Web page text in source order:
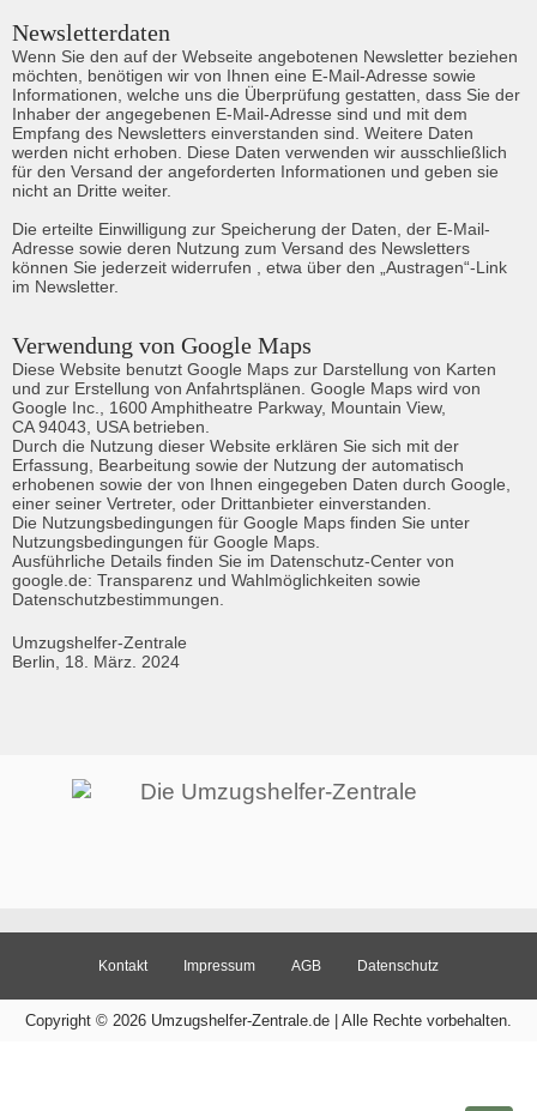
Newsletterdaten
Wenn Sie den auf der Webseite angebotenen Newsletter beziehen
möchten, benötigen wir von Ihnen eine E-Mail-Adresse sowie
Informationen, welche uns die Überprüfung gestatten, dass Sie der
Inhaber der angegebenen E-Mail-Adresse sind und mit dem
Empfang des Newsletters einverstanden sind. Weitere Daten
werden nicht erhoben. Diese Daten verwenden wir ausschließlich
für den Versand der angeforderten Informationen und geben sie
nicht an Dritte weiter.
Die erteilte Einwilligung zur Speicherung der Daten, der E-Mail-
Adresse sowie deren Nutzung zum Versand des Newsletters
können Sie jederzeit widerrufen , etwa über den „Austragen“-Link
im Newsletter.
Verwendung von Google Maps
Diese Website benutzt Google Maps zur Darstellung von Karten
und zur Erstellung von Anfahrtsplänen. Google Maps wird von
Google Inc., 1600 Amphitheatre Parkway, Mountain View,
CA 94043, USA betrieben.
Durch die Nutzung dieser Website erklären Sie sich mit der
Erfassung, Bearbeitung sowie der Nutzung der automatisch
erhobenen sowie der von Ihnen eingegeben Daten durch Google,
einer seiner Vertreter, oder Drittanbieter einverstanden.
Die Nutzungsbedingungen für Google Maps finden Sie unter
Nutzungsbedingungen für Google Maps.
Ausführliche Details finden Sie im Datenschutz-Center von
google.de: Transparenz und Wahlmöglichkeiten sowie
Datenschutzbestimmungen.
Umzugshelfer-Zentrale
Berlin, 18. März. 2024
Kontakt Impressum AGB Datenschutz
Copyright © 2026 Umzugshelfer-Zentrale.de | Alle Rechte vorbehalten.